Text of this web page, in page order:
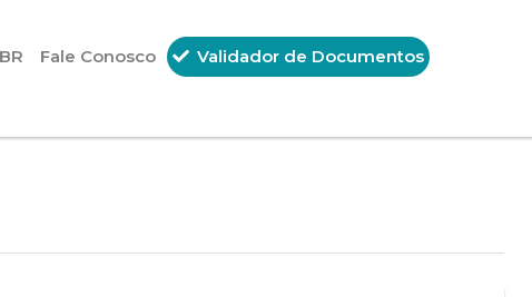
Fale Conosco Validador de Documentos